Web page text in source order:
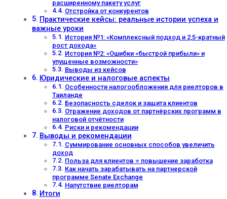
расширенному пакету услуг
Отстройка от конкурентов
Практические кейсы: реальные истории успеха и
важные уроки
История №1: «Комплексный подход и 2,5-кратный
рост дохода»
История №2: «Ошибки «быстрой прибыли» и
упущенные возможности»
Выводы из кейсов
Юридические и налоговые аспекты
Особенности налогообложения для риелторов в
Таиланде
Безопасность сделок и защита клиентов
Отражение доходов от партнёрских программ в
налоговой отчётности
Риски и рекомендации
Выводы и рекомендации
Суммирование основных способов увеличить
доход
Польза для клиентов = повышение заработка
Как начать зарабатывать на партнерской
программе Senate Exchange
Напутствие риелторам
Итоги